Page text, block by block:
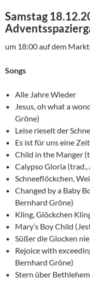
Samstag
um 18:00 auf dem
Songs
Alle Jahre Wieder
Jesus, oh what a
Gröne)
Leise rieselt der
Es ist für uns eine
Child in the Manger
Calypso Gloria (trad.,
Schneeflöckchen,
Changed by a Baby
Bernhard Gröne)
Kling, Glöckchen
Mary’s Boy Child
Süßer die Glocken
Rejoice with
Bernhard Gröne)
Stern über